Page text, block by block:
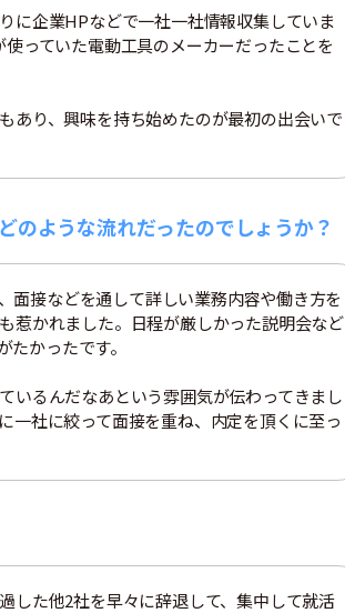
に企業HPなどで一社一社情報収集していま
っていた電動工具のメーカーだったことを
あり、興味を持ち始めたのが最初の出会いで
のような流れだったのでしょうか？
面接などを通して詳しい業務内容や働き方を
惹かれました。日程が厳しかった説明会など
かったです。
いるんだなあという雰囲気が伝わってきまし
一社に絞って面接を重ね、内定を頂くに至っ
した他2社を早々に辞退して、集中して就活